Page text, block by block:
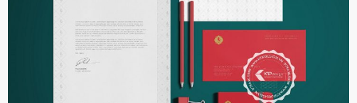
Vin World Group